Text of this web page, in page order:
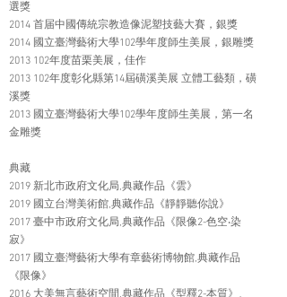
選獎
2014 首届中國傳統宗教造像泥塑技藝大賽，銀獎
2014 國立臺灣藝術大學102學年度師生美展，銀雕獎
2013 102年度苗栗美展，佳作
2013 102年度彰化縣第14屆磺溪美展 立體工藝類，磺
溪獎
2013 國立臺灣藝術大學102學年度師生美展，第一名
金雕獎
典藏
2019 新北市政府文化局,典藏作品《雲》
2019 國立台灣美術館,典藏作品《靜靜聽你說》
2017 臺中市政府文化局,典藏作品《限像2-色空‧染
寂》
2017 國立臺灣藝術大學有章藝術博物館,典藏作品
《限像》